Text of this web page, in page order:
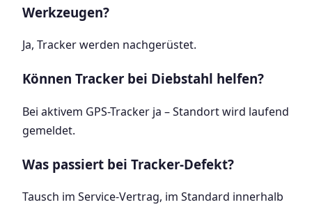
Werkzeugen?
Ja, Tracker werden nachgerüstet.
Können Tracker bei Diebstahl helfen?
Bei aktivem GPS-Tracker ja – Standort wird laufend
gemeldet.
Was passiert bei Tracker-Defekt?
Tausch im Service-Vertrag, im Standard innerhalb